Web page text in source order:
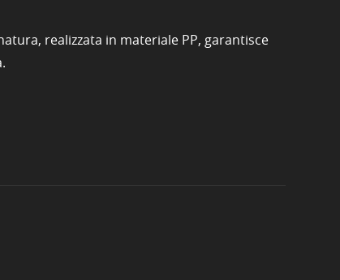
realizzata in materiale PP, garantisce